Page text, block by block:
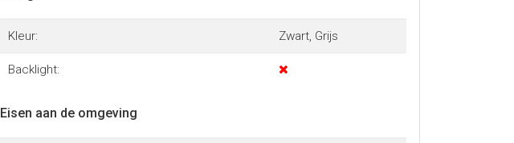
Kleur: Zwart, Grijs
Backlight:
Eisen aan de omgeving